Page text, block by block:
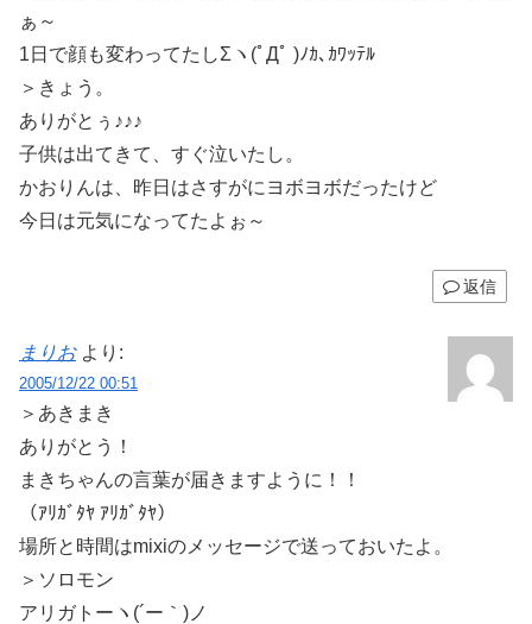
ぁ～
1日で顔も変わってたしΣヽ(ﾟДﾟ )ﾉｶ､ｶﾜｯﾃﾙ
＞きょう。
ありがとぅ♪♪♪
子供は出てきて、すぐ泣いたし。
かおりんは、昨日はさすがにヨボヨボだったけど
今日は元気になってたよぉ～
返信
まりお より:
2005/12/22 00:51
＞あきまき
ありがとう！
まきちゃんの言葉が届きますように！！
（ｱﾘｶﾞﾀﾔ ｱﾘｶﾞﾀﾔ）
場所と時間はmixiのメッセージで送っておいたよ。
＞ソロモン
アリガトーヽ(´ー｀)ノ